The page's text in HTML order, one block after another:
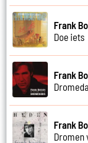
Frank
Doe iets
Frank
Frank
Dromen